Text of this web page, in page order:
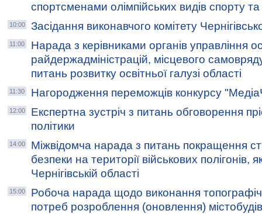
спортсменами олімпійських видів спорту
10:00 Засідання виконавчого комітету
11:00
Нарада з керівниками органів управління
райдержадміністрацій, місцевого
питань розвитку освітньої галузі області
11:30 Нагородження переможців конкурсу
12:00
Експертна зустріч з питань обговорення
політики
14:00
Міжвідомча нарада з питань покращення
безпеки на території військових полігонів,
Чернігівській області
15:00
Робоча нарада щодо виконання
потреб розроблення (оновлення)